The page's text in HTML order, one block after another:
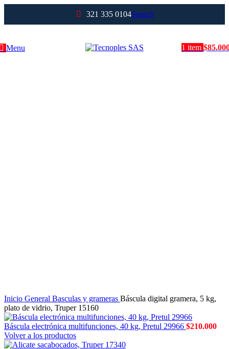
321 335 0104Search
Menu 1 item $
Inicio General Basculas y grameras Báscula digital gramera, 5 kg,
plato de vidrio, Truper 15160
Báscula electrónica multifunciones, 40 kg, Pretul 29966 $210.000
Volver a los productos